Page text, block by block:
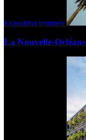
Exposition terminée
La Nouvelle-Orléans